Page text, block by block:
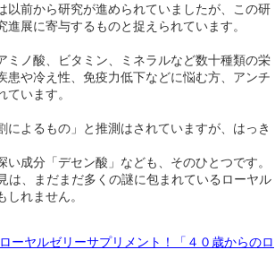
以前から研究が進められていましたが、この研
展に寄与するものと捉えられています。
ミノ酸、ビタミン、ミネラルなど数十種類の栄
患や冷え性、免疫力低下などに悩む方、アンチ
います。
によるもの」と推測はされていますが、はっき
成分「デセン酸」なども、そのひとつです。
は、まだまだ多くの謎に包まれているローヤル
れません。
ーヤルゼリーサプリメント！「４０歳からのロ